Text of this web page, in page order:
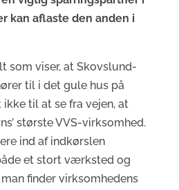
kan aflaste den anden i
som viser, at Skovslund-
til i det gule hus på
ikke til at se fra vejen, at
største VVS-virksomhed.
ind af indkørslen
et stort værksted og
finder virksomhedens